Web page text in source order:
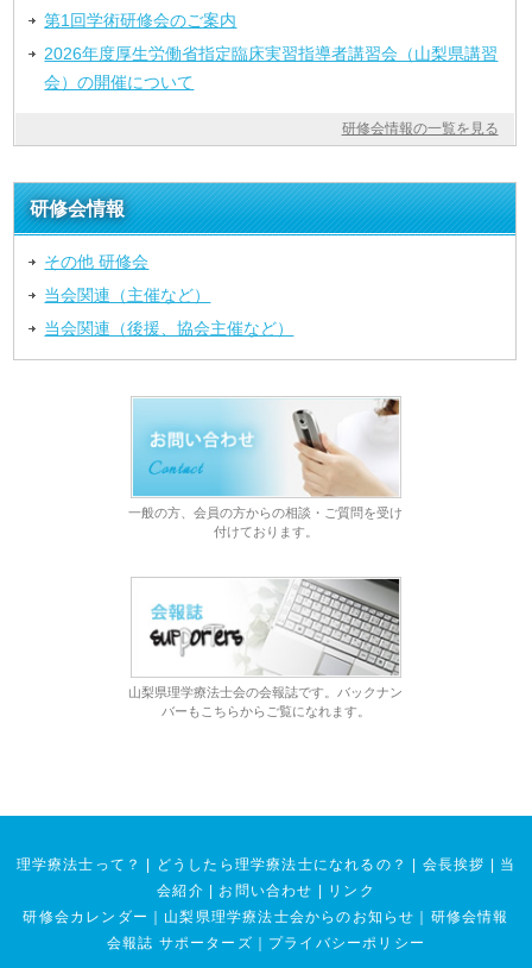
第1回学術研修会のご案内
2026年度厚生労働省指定臨床実習指導者講習会（山梨県講習
会）の開催について
研修会情報の一覧を見る
研修会情報
その他 研修会
当会関連（主催など）
当会関連（後援、協会主催など）
一般の方、会員の方からの相談・ご質問を受け
付けております。
山梨県理学療法士会の会報誌です。バックナン
バーもこちらからご覧になれます。
理学療法士って？ どうしたら理学療法士になれるの？ 会長挨拶
当
会紹介
お問い合わせ
リンク
研修会カレンダー
山梨県理学療法士会からのお知らせ
研修会情報
会報誌 サポーターズ
プライバシーポリシー